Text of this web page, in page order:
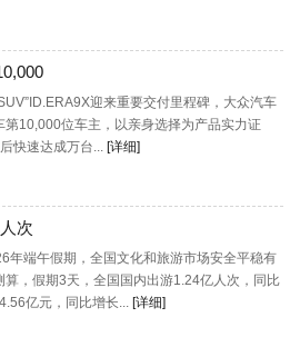
迎来重要交付里程碑，大众汽车
10,000位车主，以亲身选择为产品实力证
快速达成万台... [详细]
次
年端午假期，全国文化和旅游市场安全平稳有
，假期3天，全国国内出游1.24亿人次，同比
亿元，同比增长... [详细]